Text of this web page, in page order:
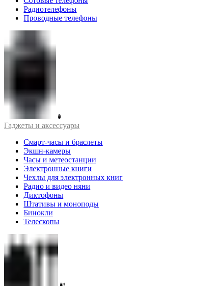
Радиотелефоны
Проводные телефоны
Гаджеты и аксессуары
Смарт-часы и браслеты
Экшн-камеры
Часы и метеостанции
Электронные книги
Чехлы для электронных книг
Радио и видео няни
Диктофоны
Штативы и моноподы
Бинокли
Телескопы